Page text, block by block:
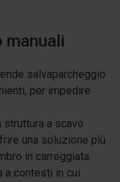
manuali
salvaparcheggio
per impedire
a scavo
una soluzione più
in carreggiata.
a contesti in cui